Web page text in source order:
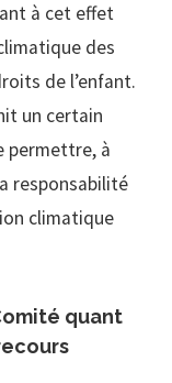
à cet effet
des
de l’enfant.
un certain
permettre, à
responsabilité
climatique
quant